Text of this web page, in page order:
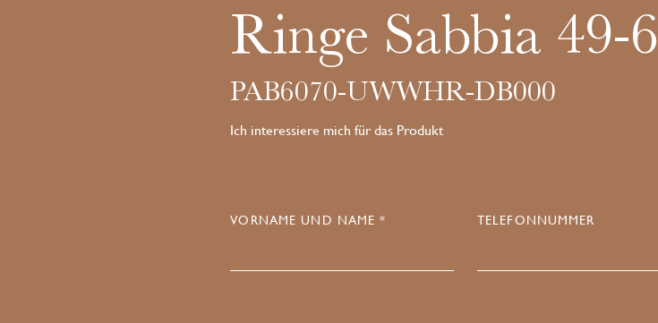
Ringe Sabbia 49-
PAB6070-UWWHR-DB000
Ich interessiere mich für das Produkt
VORNAME UND NAME * TELEFONNUMMER